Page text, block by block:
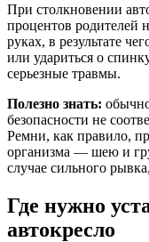
При столкновении
процентов родителей
руках, в результате
или удариться о
серьезные травмы.
Полезно знать:
безопасности не
Ремни, как правило,
организма — шею и
случае сильного
Где нужно
автокресло